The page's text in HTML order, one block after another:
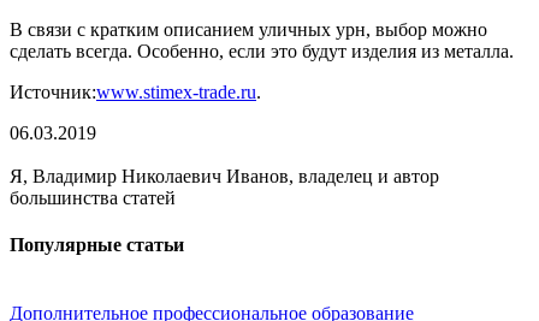
В связи с кратким описанием уличных урн, выбор можно
сделать всегда. Особенно, если это будут изделия из металла.
Источник:www.stimex-trade.ru.
06.03.2019
Я, Владимир Николаевич Иванов, владелец и автор
большинства статей
Популярные статьи
Дополнительное профессиональное образование